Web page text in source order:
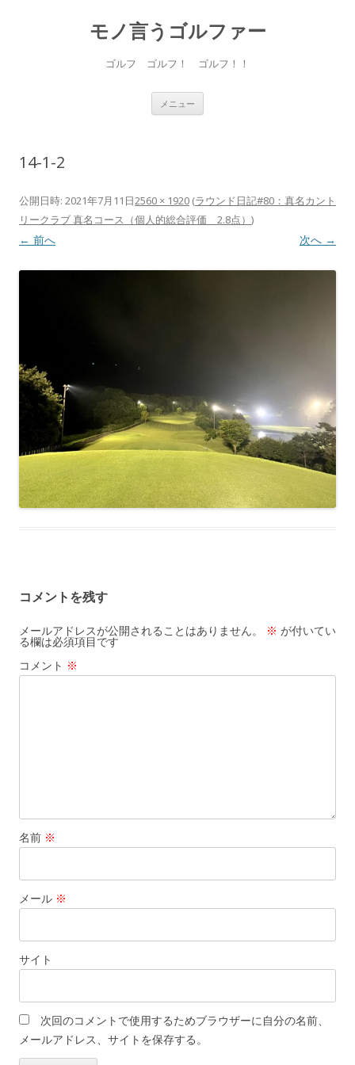
モノ言うゴルファー
ゴルフ ゴルフ！ ゴルフ！！
メニュー
プ
14-1-2
公開日時: 2021年7月11日2560 × 1920 (ラウンド日記#80：真名カント
リークラブ 真名コース（個人的総合評価 2.8点） )
← 前へ 次へ →
コメントを残す
メールアドレスが公開されることはありません。 ※ が付いてい
る欄は必須項目です
コメント ※
名前 ※
メール ※
サイト
次回のコメントで使用するためブラウザーに自分の名前、
メールアドレス、サイトを保存する。